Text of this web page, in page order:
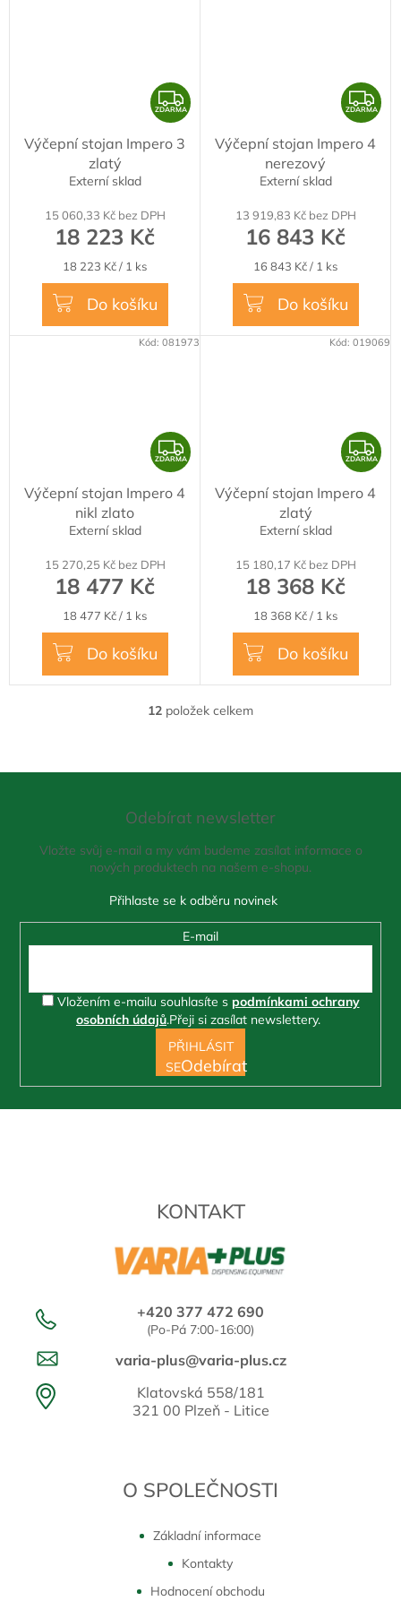
Z
D
A
ZDARMA
Výčepní stojan Impero 3
zlatý
Externí sklad
15 060,33 Kč bez DPH
18 223 Kč
Měrná
cena:
18 223 Kč / 1 ks
Do košíku
Z
D
A
ZDARMA
Výčepní stojan Impero 4
nerezový
Externí sklad
13 919,83 Kč bez DPH
16 843 Kč
Měrná
cena:
16 843 Kč / 1 ks
Do košíku
Z
D
A
ZDARMA
Výčepní stojan Impero 4
nikl zlato
Externí sklad
15 270,25 Kč bez DPH
18 477 Kč
Měrná
cena:
18 477 Kč / 1 ks
Do košíku
Kód: 081973
Z
D
A
ZDARMA
Výčepní stojan Impero 4
zlatý
Externí sklad
15 180,17 Kč bez DPH
18 368 Kč
Měrná
cena:
18 368 Kč / 1 ks
Do košíku
Kód: 019069
O
á
c
p
r
k
y
v
i
s
u
12 položek celkem
KONTAKT
+420 377 472 690
(Po-Pá 7:00-16:00)
varia-plus@varia-plus.cz
Klatovská 558/181
321 00 Plzeň - Litice
O SPOLEČNOSTI
Základní informace
Kontakty
Hodnocení obchodu
Odebírat newsletter
Vložte svůj e-mail a my vám budeme zasílat informace o
nových produktech na našem e-shopu.
E-mail
Vložením e-mailu souhlasíte s podmínkami ochrany
osobních údajů.Přeji si zasílat newslettery.
PŘIHLÁSIT
SE